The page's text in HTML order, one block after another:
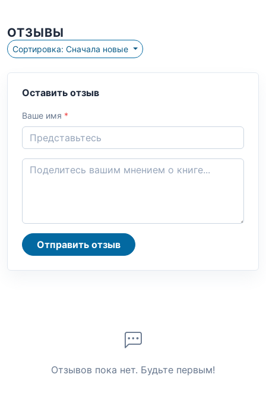
ОТЗЫВЫ
Сортировка: Сначала новые
Оставить отзыв
Ваше имя *
Отправить отзыв
Отзывов пока нет. Будьте первым!